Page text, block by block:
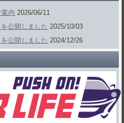
内 2026/06/11
公開しました 2025/10/03
公開しました 2024/12/26